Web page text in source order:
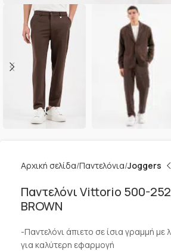
Αρχική σελίδα Παντελόνια Joggers
Παντελόνι Vittorio 500-
BROWN
-Παντελόνι άπιετο σε ίσια γραμμή με
για καλύτερη εφαρμογή